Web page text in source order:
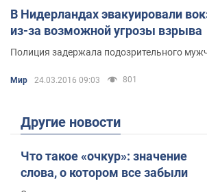
В Нидерландах эвакуировали
из-за возможной угрозы взрыва
Полиция задержала подозрительного
Мир 24.03.2016 09:03 801
Другие новости
Что такое «очкур»: значение
слова, о котором все забыли